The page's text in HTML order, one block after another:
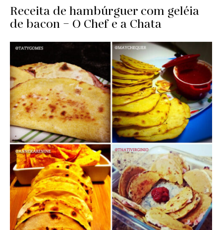
Receita de hambúrguer com geléia
de bacon – O Chef e a Chata